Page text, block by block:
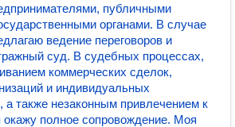
публичными
органами. В случае
ведение переговоров и
суд. В судебных процессах,
коммерческих сделок,
и индивидуальных
а также незаконным привлечением к
окажу полное сопровождение. Моя